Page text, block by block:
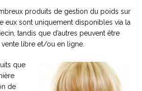
produits de gestion du poids sur
eux sont uniquement disponibles via la
tandis que d’autres peuvent être
libre et/ou en ligne.
que
de